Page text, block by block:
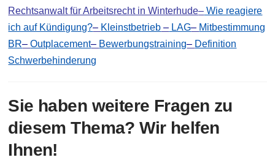
Rechtsanwalt für Arbeitsrecht in Winterhude– Wie reagiere
ich auf Kündigung?– Kleinstbetrieb – LAG– Mitbestimmung
BR–Outplacement– Bewerbungstraining– Definition
Schwerbehinderung
Sie haben weitere Fragen zu
diesem Thema? Wir helfen
Ihnen!